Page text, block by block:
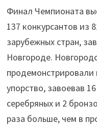
Финал Чемпионата
137 конкурсантов из
зарубежных стран,
Новгороде.
продемонстрировали
упорство, завоевав
серебряных и 2
раза больше, чем в